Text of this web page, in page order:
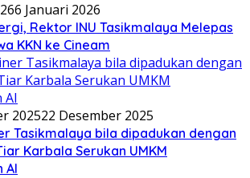
6 Januari 2026
Rektor INU Tasikmalaya Melepas
KKN ke Cineam
202522 Desember 2025
Tasikmalaya bila dipadukan dengan
Karbala Serukan UMKM
AI